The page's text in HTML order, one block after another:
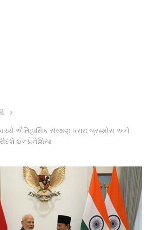
ઐતિહાસિક સંરક્ષણ કરાર: બ્રહ્મોસ અને
ઈન્ડોનેશિયા